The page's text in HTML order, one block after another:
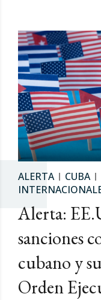
ALERTA CUBA
Alerta:
sanciones
cubano y
Orden